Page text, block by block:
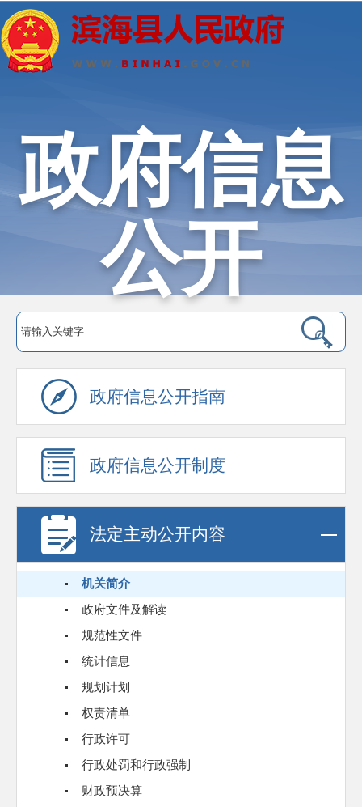
政府信息
公开
政府信息公开指南
政府信息公开制度
法定主动公开内容
机关简介
政府文件及解读
规范性文件
统计信息
规划计划
权责清单
行政许可
行政处罚和行政强制
财政预决算